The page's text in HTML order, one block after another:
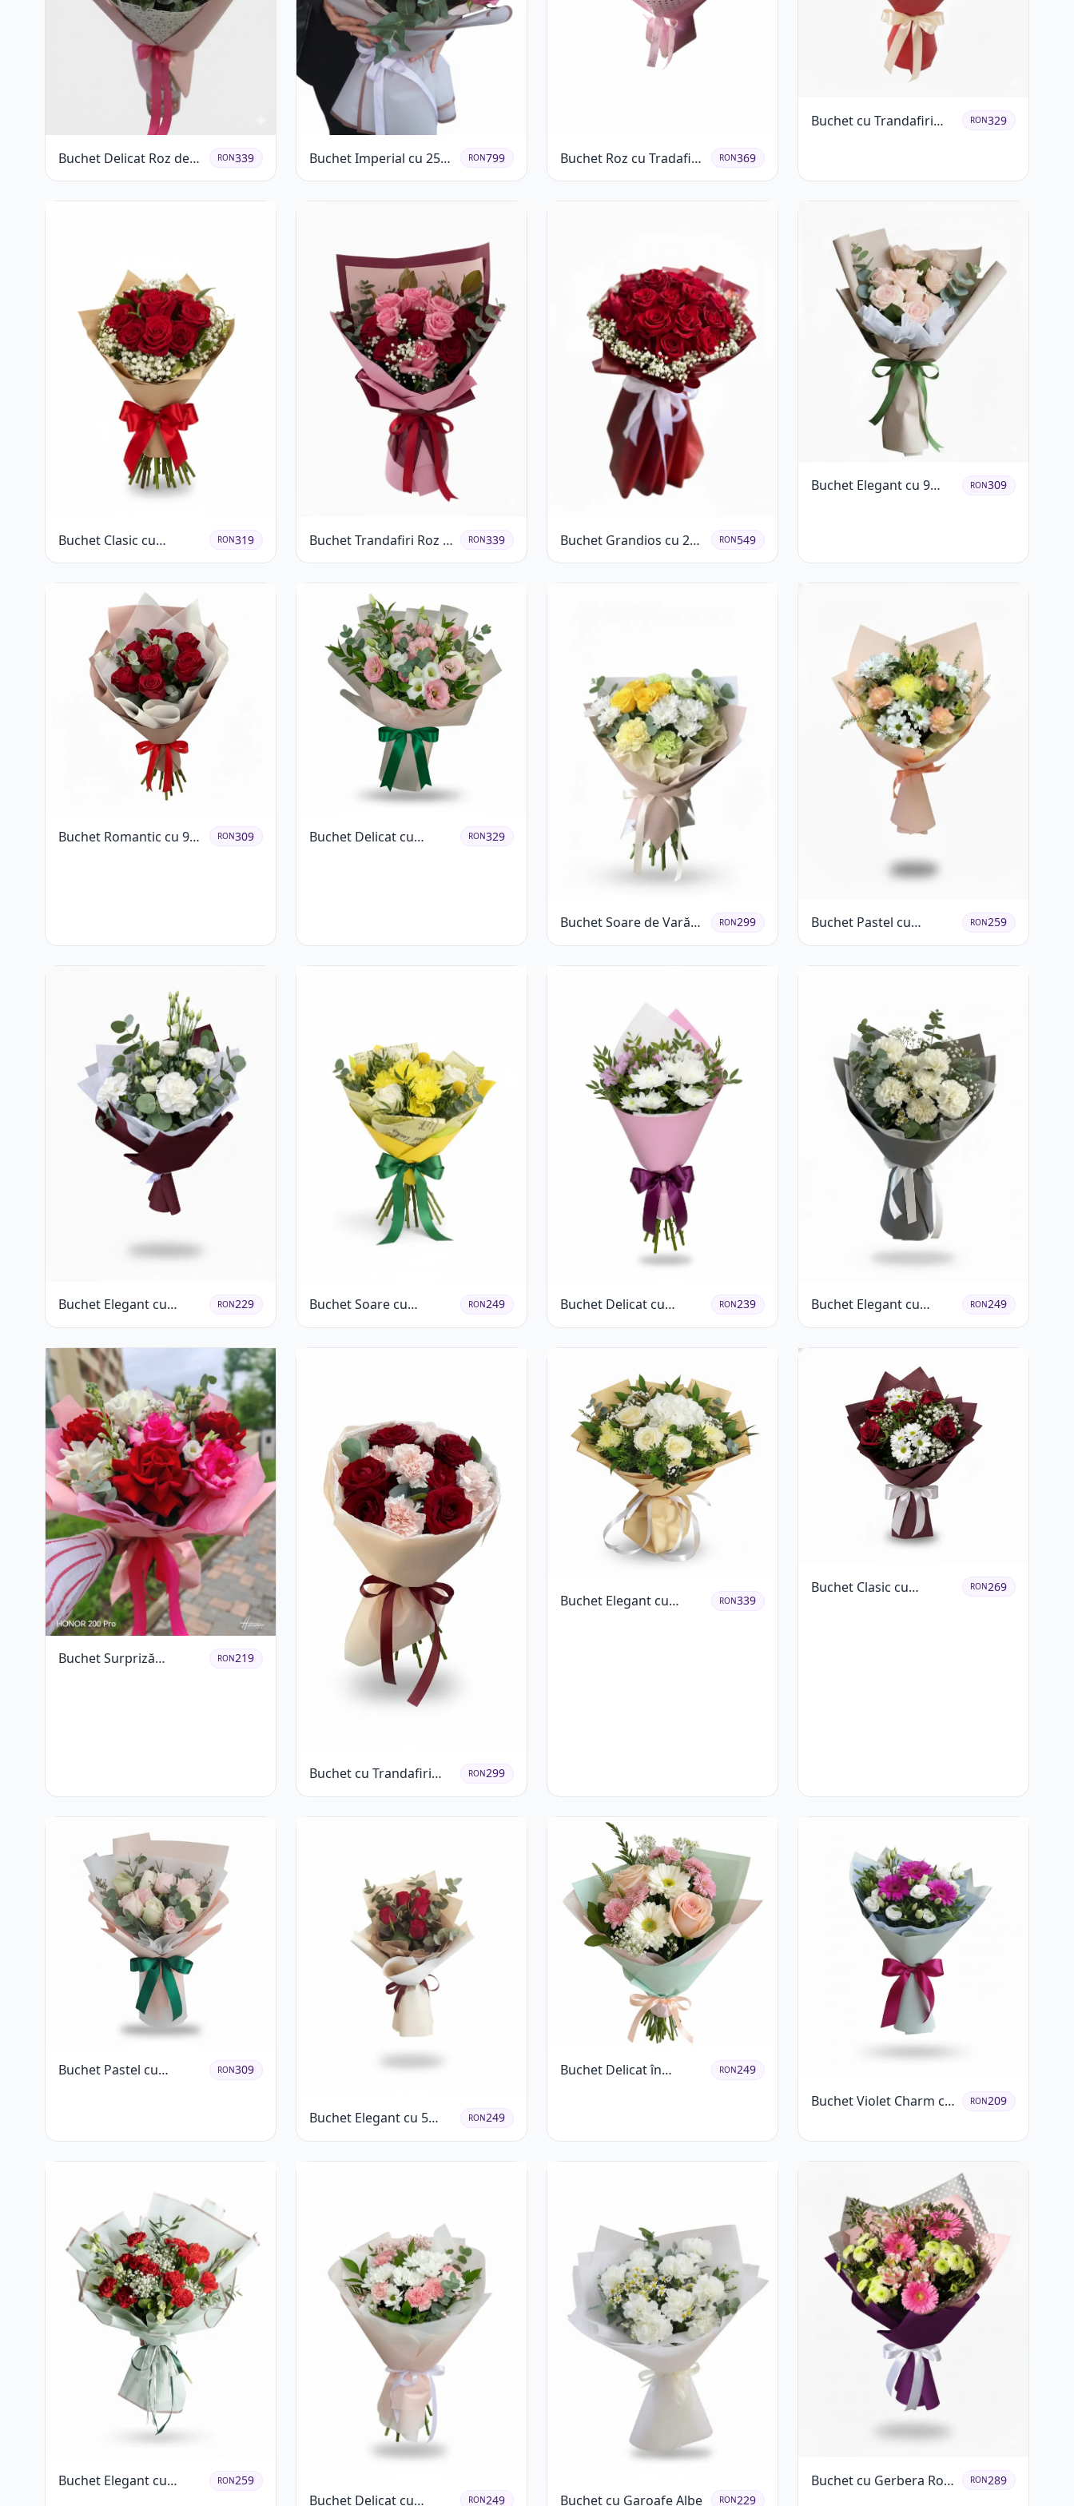
Buchet Delicat Roz de
primăvară
RON339
Buchet Imperial cu 25
Trandafiri
RON799
Buchet Roz cu Tradafiri
și Gerbera
RON369
Buchet cu Trandafiri
RON329
Buchet Clasic cu
Trandafiri Roșii și
RON319
Buchet Trandafiri Roz și
Roșii cu Eucalipt și
RON339
Buchet Grandios cu 25
de Trandafiri Roșii
RON549
Buchet Elegant cu 9
RON309
Buchet Romantic cu 9
RON309
Buchet Delicat cu
RON329
Buchet Soare de Vară
cu Trandafiri Galbeni și
RON299
Buchet Pastel cu
Crizanteme și Garoafe
RON259
Buchet Elegant cu
Garoafe Albe și Eucalipt
RON229
Buchet Soare cu
Crizanteme Galbene și
RON249
Buchet Delicat cu
Crizanteme Albe și Mov
RON239
Buchet Elegant cu
Garoafe Albe și Eucalipt
RON249
Buchet Surpriză
RON219
Buchet cu Trandafiri
Roșii și Garoafe Roz Pal
RON299
Buchet Elegant cu
RON339
Buchet Clasic cu
RON269
Buchet Pastel cu
RON309
Buchet Elegant cu 5
Trandafiri Roșii și
RON249
Buchet Delicat în
RON249
Buchet Violet Charm cu
Alb
RON209
Buchet Elegant cu
RON259
Buchet Delicat cu RON249 Buchet cu Garoafe Albe RON229
Buchet cu Gerbera Roz
RON289